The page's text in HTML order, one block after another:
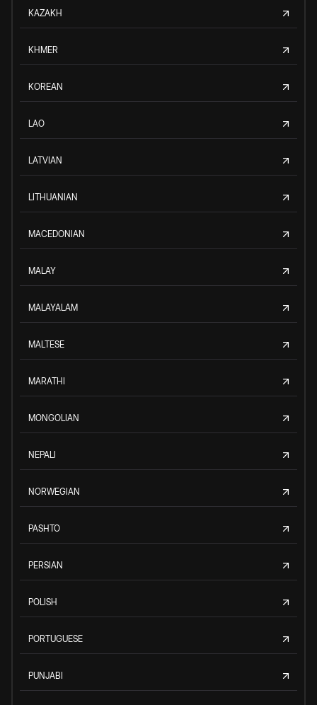
KAZAKH
KHMER
KOREAN
LAO
LATVIAN
LITHUANIAN
MACEDONIAN
MALAY
MALAYALAM
MALTESE
MARATHI
MONGOLIAN
NEPALI
NORWEGIAN
PASHTO
PERSIAN
POLISH
PORTUGUESE
PUNJABI